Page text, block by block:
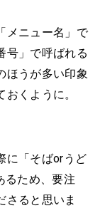
メニュー名」で
号」で呼ばれる
ほうが多い印象
くように。
に「そばorうど
るため、要注
さると思いま